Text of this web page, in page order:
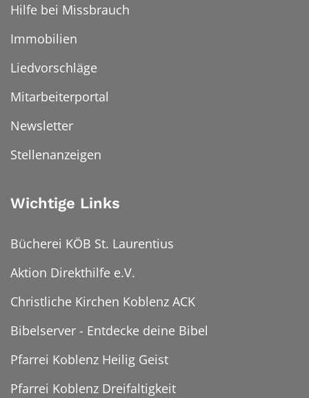
Hilfe bei Missbrauch
Immobilien
Liedvorschläge
Mitarbeiterportal
Newsletter
Stellenanzeigen
Wichtige Links
Bücherei KÖB St. Laurentius
Aktion Direkthilfe e.V.
Christliche Kirchen Koblenz ACK
Bibelserver - Entdecke deine Bibel
Pfarrei Koblenz Heilig Geist
Pfarrei Koblenz Dreifaltigkeit